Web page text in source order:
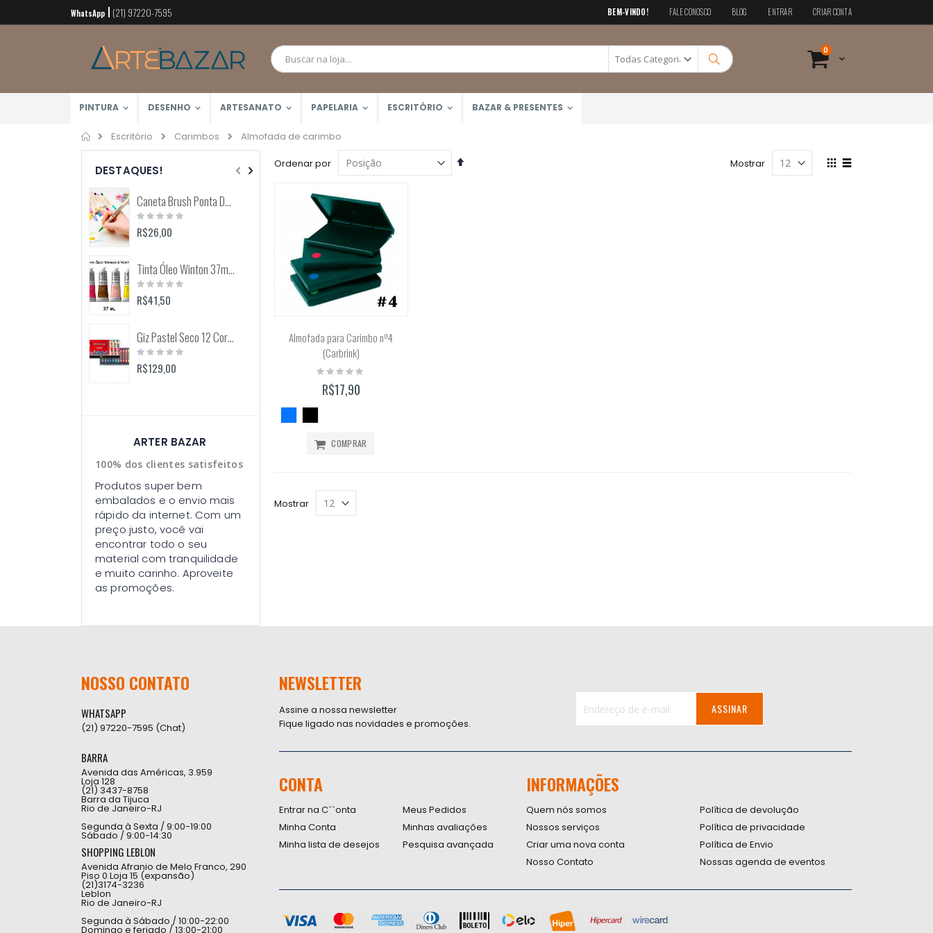
Pular
para
conteúdo
BEM-VINDO! FALE CONOSCO BLOG ENTRAR CRIAR CONTA
Cart
0 itens
Pesquisa
WhatsApp (21) 97220-7595
PINTURA DESENHO ARTESANATO PAPELARIA ESCRITÓRIO BAZAR & PRESENTES
Home
Escritório Carimbos Almofada de carimbo
Ordenar por
Definir
Ver
Mostrar
Almofada para Carimbo nº4
(Carbrink)
Rating:
R$17,90
COMPRAR
Mostrar
DESTAQUES!
Caneta Brush Ponta Dupla Zig Brushables (Kuretake)
Rating:
0%
R$26,00
Tinta Óleo Winton 37ml (Winsor & Newton)
Rating:
0%
R$41,50
Giz Pastel Seco 12 Cores Toison D'Or (Keramik) 8512
Rating:
0%
R$129,00
Rating:
0%
R$357,00
Rating:
0%
R$45,00
Rating:
0%
R$51,99
ARTER BAZAR
100% dos clientes satisfeitos
Produtos super bem
embalados e o envio mais
rápido da internet. Com um
preço justo, você vai
encontrar todo o seu
material com tranquilidade
e muito carinho. Aproveite
as promoções.
NOSSO CONTATO
WHATSAPP
(21) 97220-7595 (Chat)
BARRA
Avenida das Américas, 3.959
Loja 128
(21) 3437-8758
Barra da Tijuca
Rio de Janeiro-RJ
Segunda à Sexta / 9:00-19:00
Sábado / 9:00-14:30
SHOPPING LEBLON
Avenida Afranio de Melo Franco, 290
Piso 0 Loja 15 (expansão)
(21)3174-3236
Leblon
Rio de Janeiro-RJ
Segunda à Sábado / 10:00-22:00
Domingo e feriado / 13:00-21:00
NEWSLETTER
Assine a nossa newsletter
Fique ligado nas novidades e promoções.
nossa
Newsletter:
ASSINAR
CONTA
Entrar na C``onta
Minha Conta
Minha lista de desejos
Meus Pedidos
Minhas avaliações
Pesquisa avançada
INFORMAÇÕES
Quem nós somos
Nossos serviços
Criar uma nova conta
Nosso Contato
Política de devolução
Política de privacidade
Política de Envio
Nossas agenda de eventos